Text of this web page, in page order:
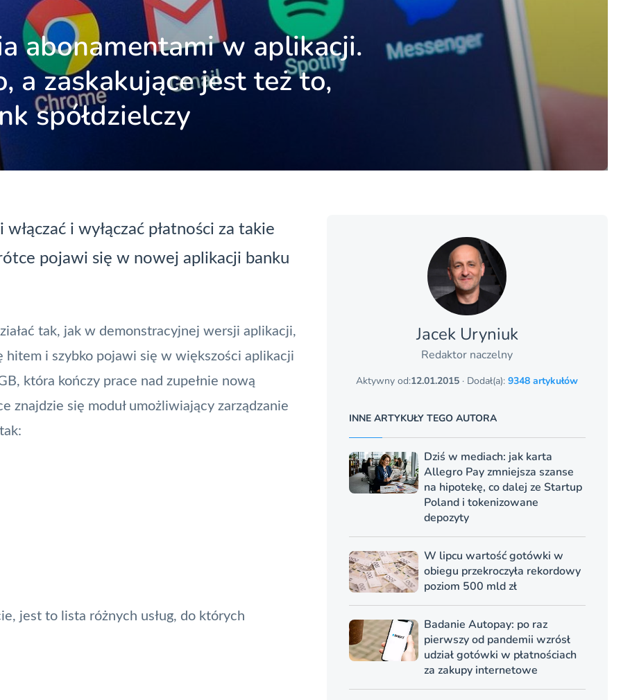
abonamentami w aplikacji.
a zaskakujące jest też to,
spółdzielczy
i wyłączać płatności za takie
pojawi się w nowej aplikacji banku
tak, jak w demonstracyjnej wersji aplikacji,
hitem i szybko pojawi się w większości aplikacji
, która kończy prace nad zupełnie nową
znajdzie się moduł umożliwiający zarządzanie
jest to lista różnych usług, do których
Jacek Uryniuk
Redaktor naczelny
Aktywny od:12.01.2015 · Dodał(a):9348 artykułów
INNE ARTYKUŁY TEGO AUTORA
Dziś w mediach: jak karta
Allegro Pay zmniejsza szanse
na hipotekę, co dalej ze Startup
Poland i tokenizowane
depozyty
W lipcu wartość gotówki w
obiegu przekroczyła rekordowy
poziom 500 mld zł
Badanie Autopay: po raz
pierwszy od pandemii wzrósł
udział gotówki w płatnościach
za zakupy internetowe